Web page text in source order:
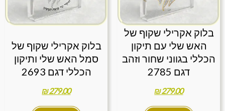
בלוק אקרילי שקוף של
האש שלי עם תיקון
הכללי בגווני שחור וזהב
דגם 2785
₪279.00
בלוק אקרילי שקוף של
סמל האש שלי ותיקון
הכללי דגם 2693
₪279.00